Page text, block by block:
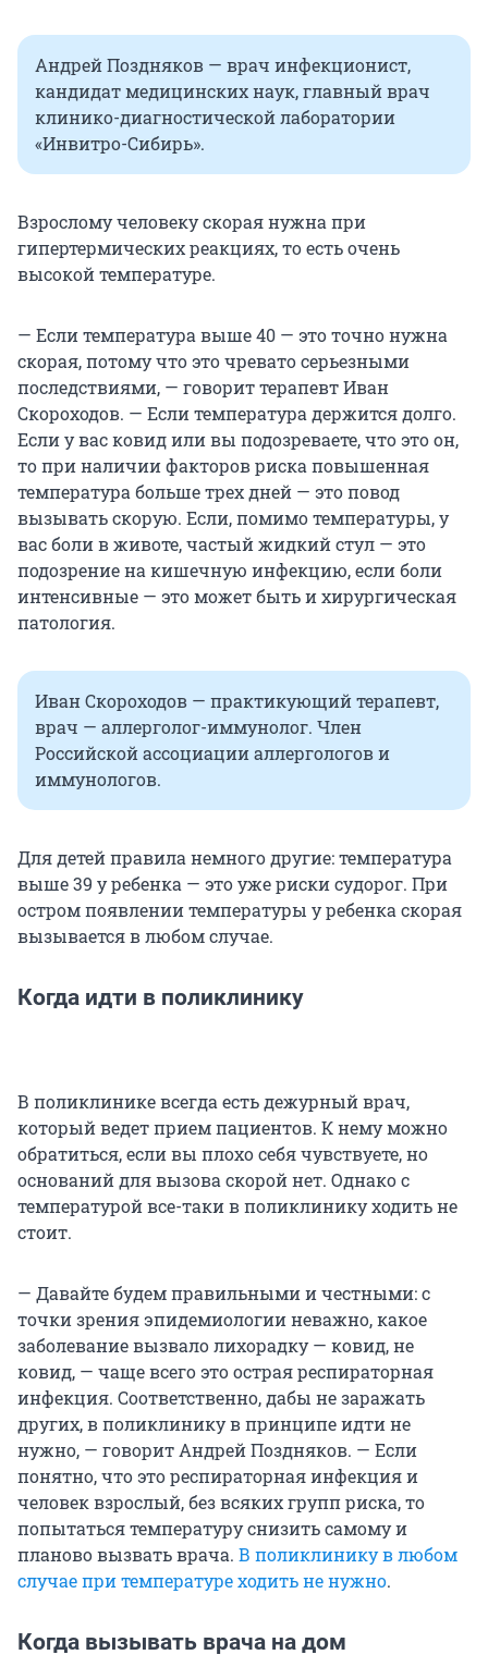
Андрей Поздняков — врач инфекционист,
кандидат медицинских наук, главный врач
клинико-диагностической лаборатории
«Инвитро-Сибирь».
Взрослому человеку скорая нужна при
гипертермических реакциях, то есть очень
высокой температуре.
— Если температура выше 40 — это точно нужна
скорая, потому что это чревато серьезными
последствиями, — говорит терапевт Иван
Скороходов. — Если температура держится долго.
Если у вас ковид или вы подозреваете, что это он,
то при наличии факторов риска повышенная
температура больше трех дней — это повод
вызывать скорую. Если, помимо температуры, у
вас боли в животе, частый жидкий стул — это
подозрение на кишечную инфекцию, если боли
интенсивные — это может быть и хирургическая
патология.
Иван Скороходов — практикующий терапевт,
врач — аллерголог-иммунолог. Член
Российской ассоциации аллергологов и
иммунологов.
Для детей правила немного другие: температура
выше 39 у ребенка — это уже риски судорог. При
остром появлении температуры у ребенка скорая
вызывается в любом случае.
Когда идти в поликлинику
В поликлинике всегда есть дежурный врач,
который ведет прием пациентов. К нему можно
обратиться, если вы плохо себя чувствуете, но
оснований для вызова скорой нет. Однако с
температурой все-таки в поликлинику ходить не
стоит.
— Давайте будем правильными и честными: с
точки зрения эпидемиологии неважно, какое
заболевание вызвало лихорадку — ковид, не
ковид, — чаще всего это острая респираторная
инфекция. Соответственно, дабы не заражать
других, в поликлинику в принципе идти не
нужно, — говорит Андрей Поздняков. — Если
понятно, что это респираторная инфекция и
человек взрослый, без всяких групп риска, то
попытаться температуру снизить самому и
планово вызвать врача. В поликлинику в любом
случае при температуре ходить не нужно.
Когда вызывать врача на дом